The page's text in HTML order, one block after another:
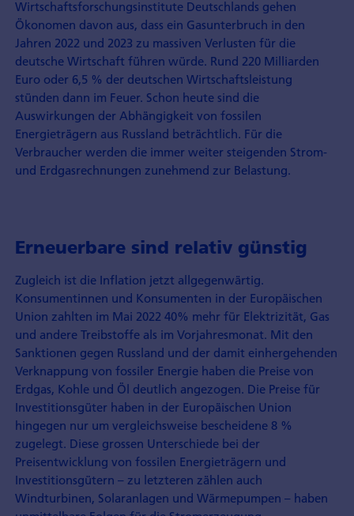
Wirtschaftsforschungsinstitute Deutschlands gehen
Ökonomen davon aus, dass ein Gasunterbruch in den
Jahren 2022 und 2023 zu massiven Verlusten für die
deutsche Wirtschaft führen würde. Rund 220 Milliarden
Euro oder 6,5 % der deutschen Wirtschaftsleistung
stünden dann im Feuer. Schon heute sind die
Auswirkungen der Abhängigkeit von fossilen
Energieträgern aus Russland beträchtlich. Für die
Verbraucher werden die immer weiter steigenden Strom-
und Erdgasrechnungen zunehmend zur Belastung.
Erneuerbare sind relativ günstig
Zugleich ist die Inflation jetzt allgegenwärtig.
Konsumentinnen und Konsumenten in der Europäischen
Union zahlten im Mai 2022 40% mehr für Elektrizität, Gas
und andere Treibstoffe als im Vorjahresmonat. Mit den
Sanktionen gegen Russland und der damit einhergehenden
Verknappung von fossiler Energie haben die Preise von
Erdgas, Kohle und Öl deutlich angezogen. Die Preise für
Investitionsgüter haben in der Europäischen Union
hingegen nur um vergleichsweise bescheidene 8 %
zugelegt. Diese grossen Unterschiede bei der
Preisentwicklung von fossilen Energieträgern und
Investitionsgütern – zu letzteren zählen auch
Windturbinen, Solaranlagen und Wärmepumpen – haben